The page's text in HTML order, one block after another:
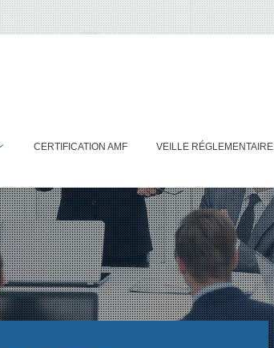
CERTIFICATION AMF VEILLE RÉGLEMENTAIRE